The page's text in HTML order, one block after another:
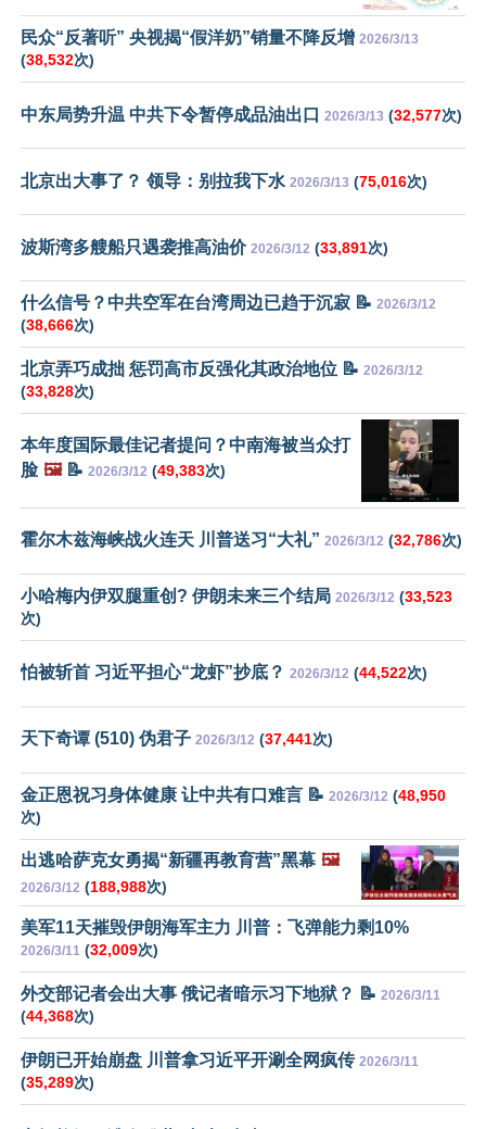
民众“反著听” 央视揭“假洋奶”销量不降反增 2026/3/13
(38,532次)
中东局势升温 中共下令暂停成品油出口 2026/3/13 (32,577次)
北京出大事了？ 领导：别拉我下水 2026/3/13 (75,016次)
波斯湾多艘船只遇袭推高油价 2026/3/12 (33,891次)
什么信号？中共空军在台湾周边已趋于沉寂 📝 2026/3/12
(38,666次)
北京弄巧成拙 惩罚高市反强化其政治地位 📝 2026/3/12
(33,828次)
本年度国际最佳记者提问？中南海被当众打
脸 🖼️📝 2026/3/12 (49,383次)
霍尔木兹海峡战火连天 川普送习“大礼” 2026/3/12 (32,786次)
小哈梅内伊双腿重创? 伊朗未来三个结局 2026/3/12 (33,523
次)
怕被斩首 习近平担心“龙虾”抄底？ 2026/3/12 (44,522次)
天下奇谭 (510) 伪君子 2026/3/12 (37,441次)
金正恩祝习身体健康 让中共有口难言 📝 2026/3/12 (48,950
次)
出逃哈萨克女勇揭“新疆再教育营”黑幕 🖼️
2026/3/12 (188,988次)
美军11天摧毁伊朗海军主力 川普：飞弹能力剩10%
2026/3/11 (32,009次)
外交部记者会出大事 俄记者暗示习下地狱？ 📝 2026/3/11
(44,368次)
伊朗已开始崩盘 川普拿习近平开涮全网疯传 2026/3/11
(35,289次)